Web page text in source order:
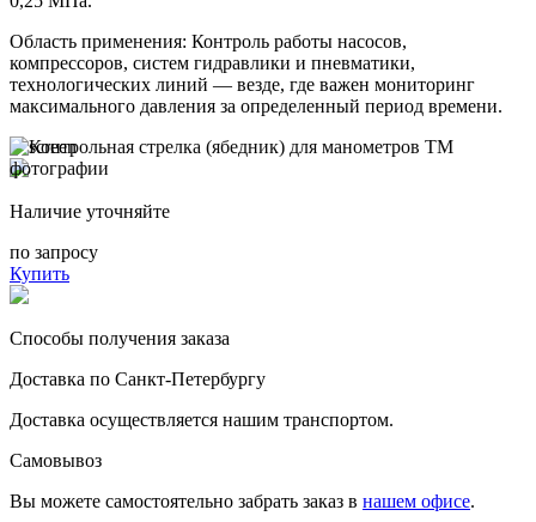
Область применения: Контроль работы насосов,
компрессоров, систем гидравлики и пневматики,
технологических линий — везде, где важен мониторинг
максимального давления за определенный период времени.
Наличие уточняйте
по запросу
Купить
Способы получения заказа
Доставка по Санкт-Петербургу
Доставка осуществляется нашим транспортом.
Самовывоз
Вы можете самостоятельно забрать заказ в нашем офисе.